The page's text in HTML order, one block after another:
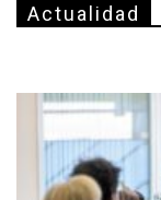
Actualidad